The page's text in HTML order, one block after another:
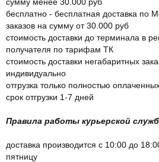
бесплатно - бесплатная доставка по
заказов на сумму от 30.000 руб
стоимость доставки до терминала в
получателя по тарифам ТК
стоимость доставки негабаритных
индивидуально
отгрузка только полностью
срок отгрузки 1-7 дней
Правила работы курьерской
доставка производится с 10:00 до
пятницу